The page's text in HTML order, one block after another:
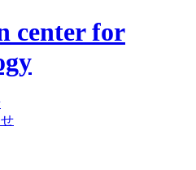
center for